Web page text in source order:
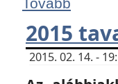
2015
2015. 02. 14. -